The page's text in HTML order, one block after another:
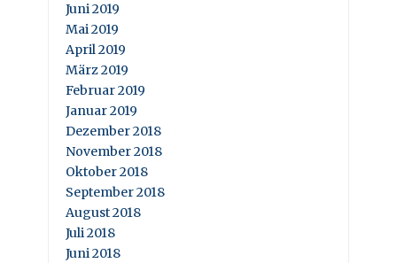
Juni 2019
Mai 2019
April 2019
März 2019
Februar 2019
Januar 2019
Dezember 2018
November 2018
Oktober 2018
September 2018
August 2018
Juli 2018
Juni 2018